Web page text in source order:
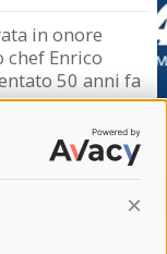
in onore
chef Enrico
50 anni fa
presenta